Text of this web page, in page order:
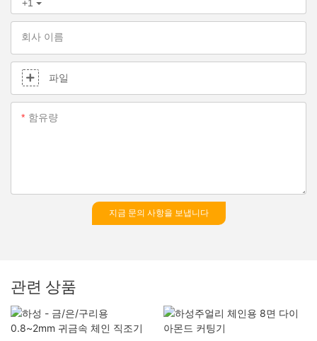
+1
회사 이름
파일
함유량
지금 문의 사항을 보냅니다
관련 상품